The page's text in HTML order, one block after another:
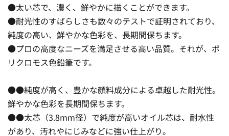
●太い芯で、濃く、鮮やかに描くことができます。
●耐光性のすばらしさも数々のテストで証明されており、
純度の高い、鮮やかな色彩を、長期間保ちます。
●プロの高度なニーズを満足させる高い品質。それが、ポ
リクロモス色鉛筆です。
●●純度が高く、豊かな顔料成分による卓越した耐光性。
鮮やかな色彩を長期間保ちます。
●●太芯（3.8mm径）で純度が高いオイル芯は、耐水性
があり、汚れやにじみなどに強い仕上がり。